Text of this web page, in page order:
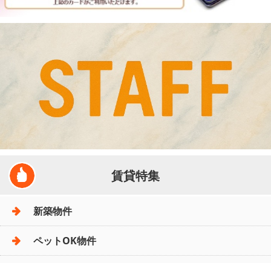
賃貸特集
新築物件
ペットOK物件